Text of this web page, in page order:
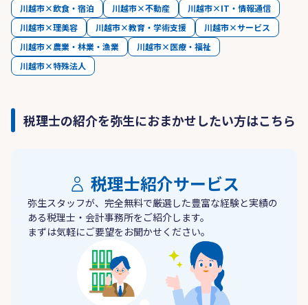
川越市×飲食・宿泊
川越市×不動産
川越市×IT・情報通信
川越市×理美容
川越市×教育・学術支援
川越市×サービス
川越市×農業・林業・漁業
川越市×医療・福祉
川越市×特殊法人
税理士の紹介を弥生におまかせしたい方はこちら
税理士紹介サービス
弥生スタッフが、完全無料で厳選した豊富な経験と実績の
ある税理士・会計事務所をご紹介します。
まずは気軽にご要望をお聞かせください。